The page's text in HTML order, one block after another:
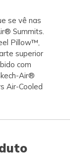
se vê nas
Summits.
Pillow™,
superior
com
Air®
Air-Cooled